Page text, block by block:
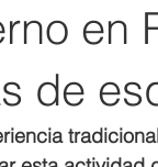
en
de